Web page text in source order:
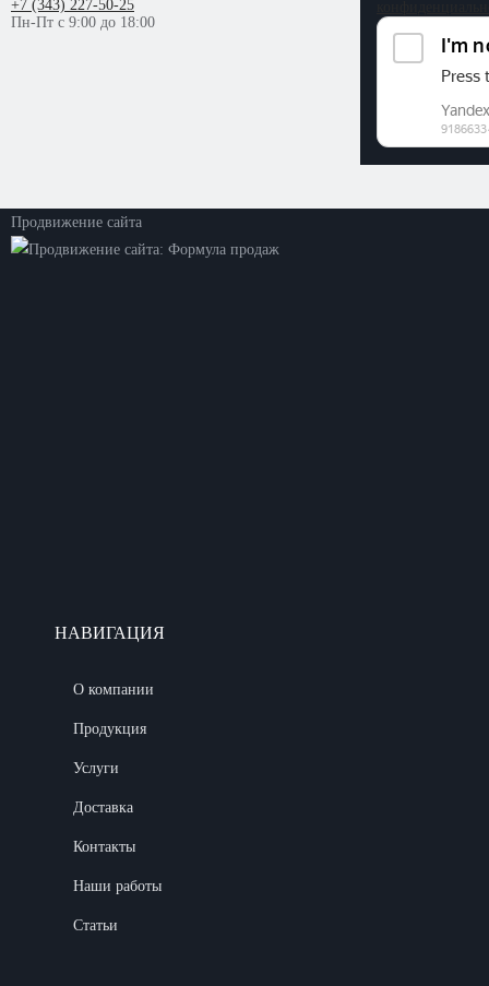
+7 (343) 227-50-25
Пн-Пт с 9:00 до 18:00
Продвижение сайта
НАВИГАЦИЯ
О компании
Продукция
Услуги
Доставка
Контакты
Наши работы
Статьи